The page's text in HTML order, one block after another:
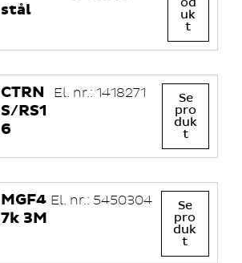
stål
uk
t
CTRN
S/RS1
6
El. nr.: 1418271
Se
pro
duk
t
MGF4
7k 3M
El. nr.: 5450304
Se
pro
duk
t